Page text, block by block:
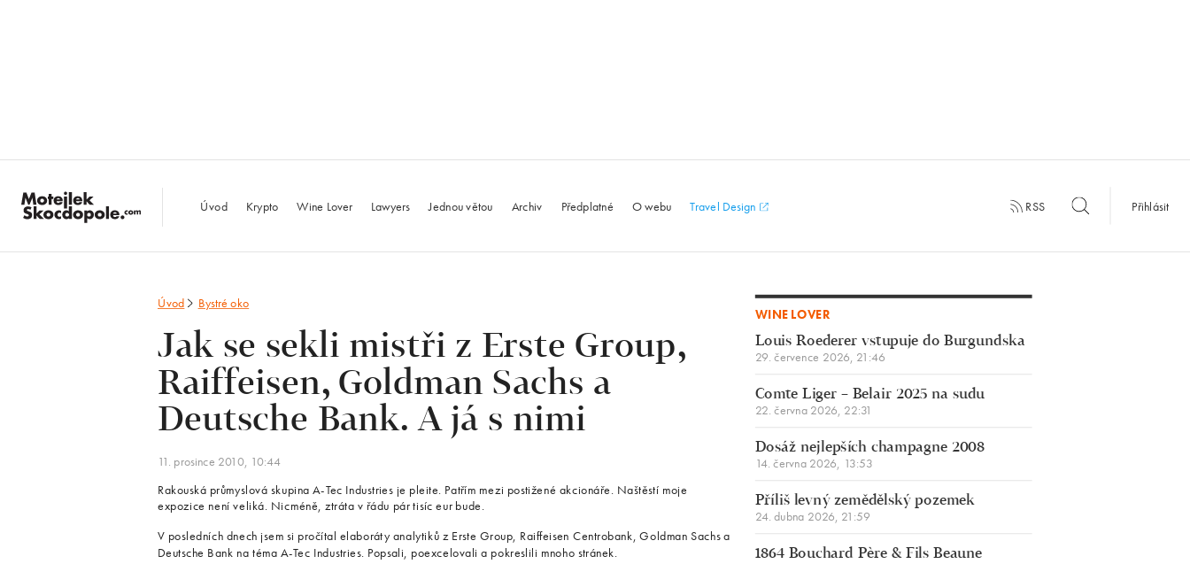
MotejlekSkocdopole.com
Úvod Krypto Wine Lover Lawyers Jednou větou Archiv Předplatné O webu Travel Design RSS Přihlásit
Úvod Bystré oko
Jak se sekli mistři z Erste Group,
Raiffeisen, Goldman Sachs a
Deutsche Bank. A já s nimi
11. prosince 2010, 10:44
Rakouská průmyslová skupina A-Tec Industries je pleite. Patřím mezi postižené akcionáře. Naštěstí moje
expozice není veliká. Nicméně, ztráta v řádu pár tisíc eur bude.
V posledních dnech jsem si pročítal elaboráty analytiků z Erste Group, Raiffeisen Centrobank, Goldman Sachs a
Deutsche Bank na téma A-Tec Industries. Popsali, poexcelovali a pokreslili mnoho stránek.
WINE LOVER
Louis Roederer vstupuje do Burgundska
29. července 2026, 21:46
Comte Liger – Belair 2025 na sudu
22. června 2026, 22:31
Dosáž nejlepších champagne 2008
14. června 2026, 13:53
Příliš levný zemědělský pozemek
24. dubna 2026, 21:59
1864 Bouchard Père & Fils Beaune